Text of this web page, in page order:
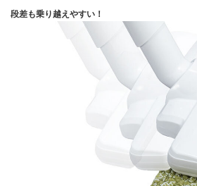
段差も乗り越えやすい！